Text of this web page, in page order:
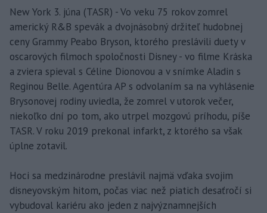
New York 3. júna (TASR) - Vo veku 75 rokov zomrel
americký R&B spevák a dvojnásobný držiteľ hudobnej
ceny Grammy Peabo Bryson, ktorého preslávili duety v
oscarových filmoch spoločnosti Disney - vo filme Kráska
a zviera spieval s Céline Dionovou a v snímke Aladin s
Reginou Belle. Agentúra AP s odvolaním sa na vyhlásenie
Brysonovej rodiny uviedla, že zomrel v utorok večer,
niekoľko dní po tom, ako utrpel mozgovú príhodu, píše
TASR. V roku 2019 prekonal infarkt, z ktorého sa však
úplne zotavil.
Hoci sa medzinárodne preslávil najmä vďaka svojim
disneyovským hitom, počas viac než piatich desaťročí si
vybudoval kariéru ako jeden z najvýznamnejších